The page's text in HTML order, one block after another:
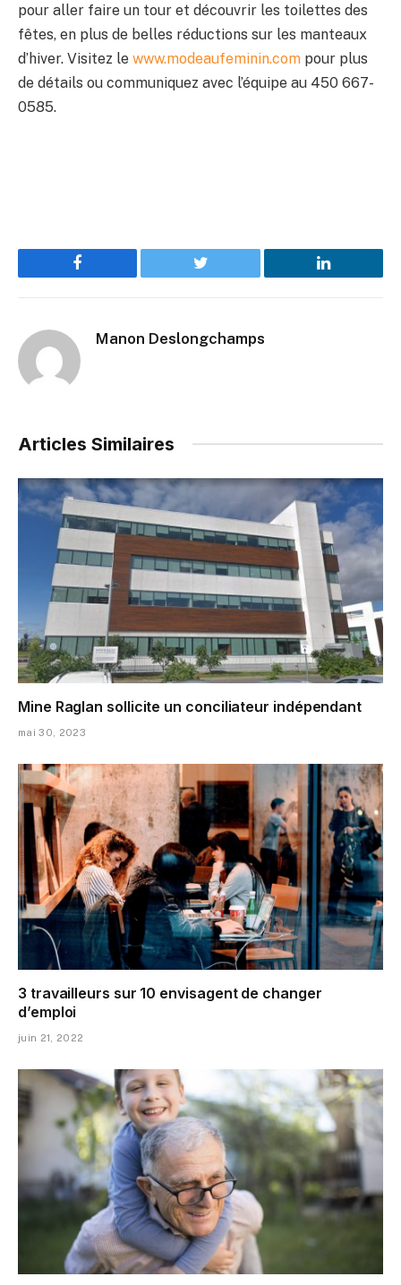
pour aller faire un tour et découvrir les toilettes des
fêtes, en plus de belles réductions sur les manteaux
d’hiver. Visitez le www.modeaufeminin.com pour plus
de détails ou communiquez avec l’équipe au 450 667-
0585.
Facebook Twitter LinkedIn
Manon Deslongchamps
Articles Similaires
Mine Raglan sollicite un conciliateur indépendant
mai 30, 2023
3 travailleurs sur 10 envisagent de changer
d’emploi
juin 21, 2022